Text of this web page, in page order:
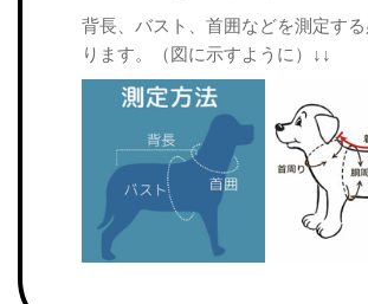
背長、バスト、首囲などを測定す
ります。（図に示すように）↓↓